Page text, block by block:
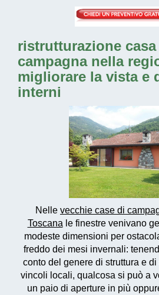
ristrutturazione casa
campagna nella
migliorare la vista e
interni
Nelle vecchie case di
Toscana le finestre venivano
modeste dimensioni per
freddo dei mesi invernali:
conto del genere di struttura e
vincoli locali, qualcosa si può a
un paio di aperture in più